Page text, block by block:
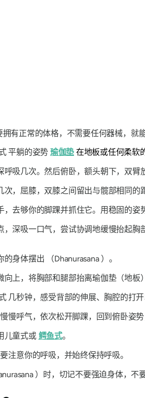
有正常的体格，不需要任何器械，就
平躺的姿势 瑜伽垫 在地板或任何柔软
呼吸几次。然后俯卧，额头朝下，双臂
次，屈膝，双膝之间留出与髋部相同
，去够你的脚踝并抓住它。用稳固的姿
，深吸一口气，尝试协调地缓慢抬起
的身体摆出
（Dhanurasana）。
向上，将胸部和腿部抬离瑜伽垫（地板
几秒钟，感受背部的伸展、胸腔的打开
慢呼气，依次松开脚踝，回到俯卧姿
儿童式或 鳄鱼式。
注意你的呼吸，并始终保持呼吸。
）时，切记不要强迫身体，不